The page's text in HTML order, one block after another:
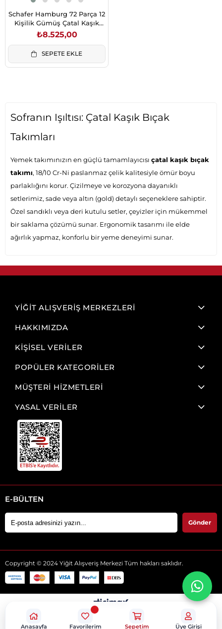
Schafer Hamburg 72 Parça 12
Kişilik Gümüş Çatal Kaşık
Bıçak Takımı
₺8.525,00
SEPETE EKLE
Sofranın Işıltısı: Çatal Kaşık Bıçak
Takımları
Yemek takımınızın en güçlü tamamlayıcısı çatal kaşık bıçak
takımı, 18/10 Cr-Ni paslanmaz çelik kalitesiyle ömür boyu
parlaklığını korur. Çizilmeye ve korozyona dayanıklı
setlerimiz, sade veya altın (gold) detaylı seçeneklere sahiptir.
Özel sandıklı veya deri kutulu setler, çeyizler için mükemmel
bir saklama çözümü sunar. Ergonomik tasarımı ile elde
ağırlık yapmaz, konforlu bir yeme deneyimi sunar.
YİĞİT ALIŞVERİŞ MERKEZLERİ
HAKKIMIZDA
KİŞİSEL VERİLER
POPÜLER KATEGORİLER
MÜŞTERİ HİZMETLERİ
YASAL VERİLER
E-BÜLTEN
Gönder
Copyright © 2024 Yiğit Alışveriş Merkezi Tüm hakları saklıdır.
Anasayfa Favorilerim Sepetim Üye Girişi